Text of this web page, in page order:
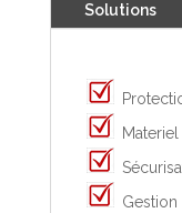
Solutions
Gestion